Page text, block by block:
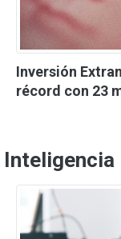
Inversión
récord con 23
Inteligencia